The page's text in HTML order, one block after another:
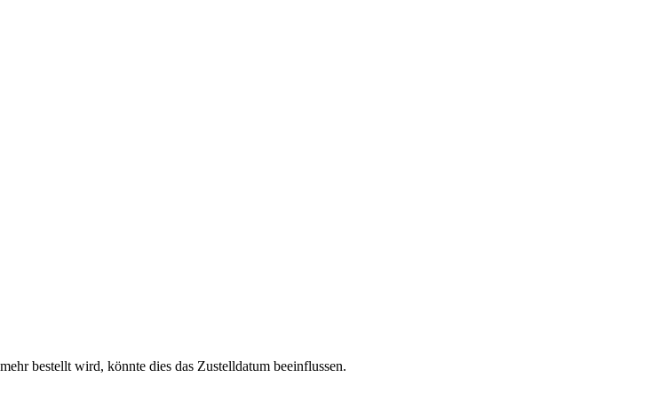
bestellt wird, könnte dies das Zustelldatum beeinflussen.